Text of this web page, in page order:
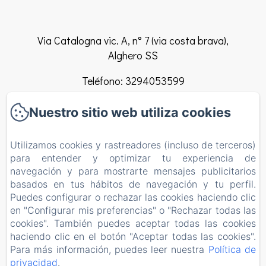
Via Catalogna vic. A, n° 7 (via costa brava),
Alghero SS
Teléfono: 3294053599
info@elclaca.it
Home
Habitaciones
Reglamento B&B
Contacto
EN
FR ES IT
Nuestro sitio web utiliza cookies
Utilizamos cookies y rastreadores (incluso de terceros)
para entender y optimizar tu experiencia de
navegación y para mostrarte mensajes publicitarios
basados en tus hábitos de navegación y tu perfil.
Puedes configurar o rechazar las cookies haciendo clic
en "Configurar mis preferencias" o "Rechazar todas las
cookies". También puedes aceptar todas las cookies
haciendo clic en el botón "Aceptar todas las cookies".
Para más información, puedes leer nuestra Política de
privacidad.